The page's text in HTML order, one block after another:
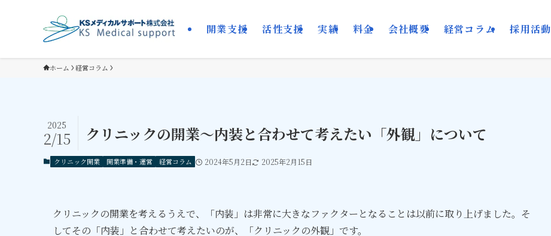
開業支援 活性支援 実績 料金 会社概要 経営コラム 採用活動
ホーム 経営コラム
クリニックの開業～内装と合わせて考えたい「外観」について
2025
2/15
クリニック開業 開業準備・運営 経営コラム 2024年5月2日 2025年2月15日
クリニックの開業を考えるうえで、「内装」は非常に大きなファクターとなることは以前に取り上げました。そ
してその「内装」と合わせて考えたいのが、「クリニックの外観」です。